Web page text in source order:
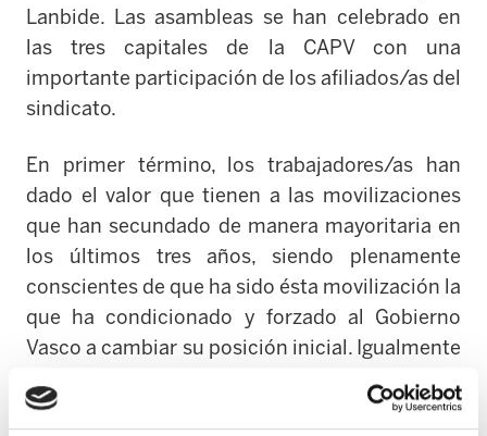
Lanbide. Las asambleas se han celebrado en
las tres capitales de la CAPV con una
importante participación de los afiliados/as del
sindicato.
En primer término, los trabajadores/as han
dado el valor que tienen a las movilizaciones
que han secundado de manera mayoritaria en
los últimos tres años, siendo plenamente
conscientes de que ha sido ésta movilización la
que ha condicionado y forzado al Gobierno
Vasco a cambiar su posición inicial. Igualmente
han lamentado que el resto de organizaciones
sindicales hayan decidido firmar aún